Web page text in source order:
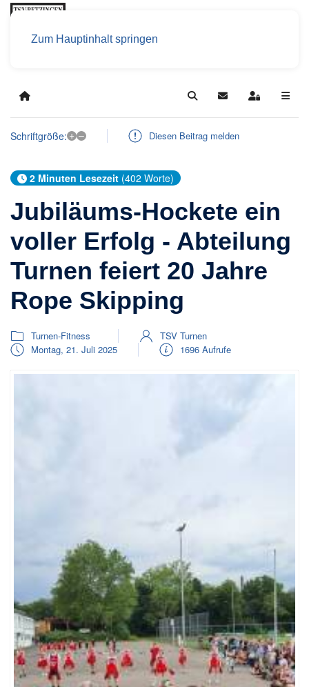
Zum Hauptinhalt springen
Home SearchUpdatesSign In
Schriftgröße: + – Diesen Beitrag melden
2 Minuten Lesezeit (402 Worte)
Jubiläums-Hockete ein
voller Erfolg - Abteilung
Turnen feiert 20 Jahre
Rope Skipping
Turnen-Fitness
TSV Turnen
Montag, 21. Juli 2025
1696 Aufrufe